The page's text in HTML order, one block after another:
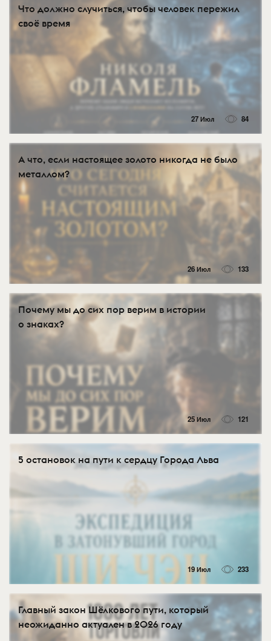
Что должно случиться, чтобы человек пережил
своё время
27 Июл 84
А что, если настоящее золото никогда не было
металлом?
26 Июл 133
Почему мы до сих пор верим в истории
о знаках?
25 Июл 121
5 остановок на пути к сердцу Города Льва
19 Июл 233
Главный закон Шёлкового пути, который
неожиданно актуален в 2026 году